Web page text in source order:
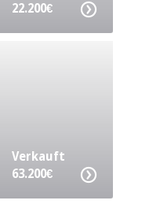
22.200€
Verkauft
63.200€